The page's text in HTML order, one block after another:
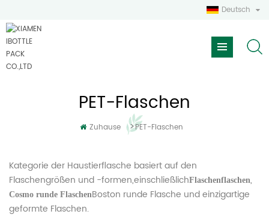
Deutsch
PET-Flaschen
Zuhause >PET-Flaschen
Kategorie der Haustierflasche basiert auf den
Flaschengrößen und -formen,einschließlichFlaschenflaschen,
Cosmo runde FlaschenBoston runde Flasche und einzigartige
geformte Flaschen.